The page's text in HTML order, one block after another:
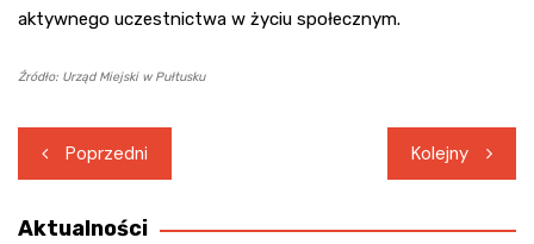
aktywnego uczestnictwa w życiu społecznym.
Źródło: Urząd Miejski w Pułtusku
Nawigacja
wpisu
Poprzedni Kolejny
Aktualności